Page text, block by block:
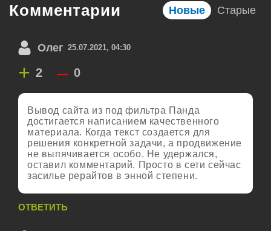
Комментарии Новые Старые
Олег 25.07.2021, 04:30
+ 2 – 0
Вывод сайта из под фильтра Панда
достигается написанием качественного
материала. Когда текст создается для
решения конкретной задачи, а продвижение
не выпячивается особо. Не удержался,
оставил комментарий. Просто в сети сейчас
засилье рерайтов в энной степени.
ОТВЕТИТЬ